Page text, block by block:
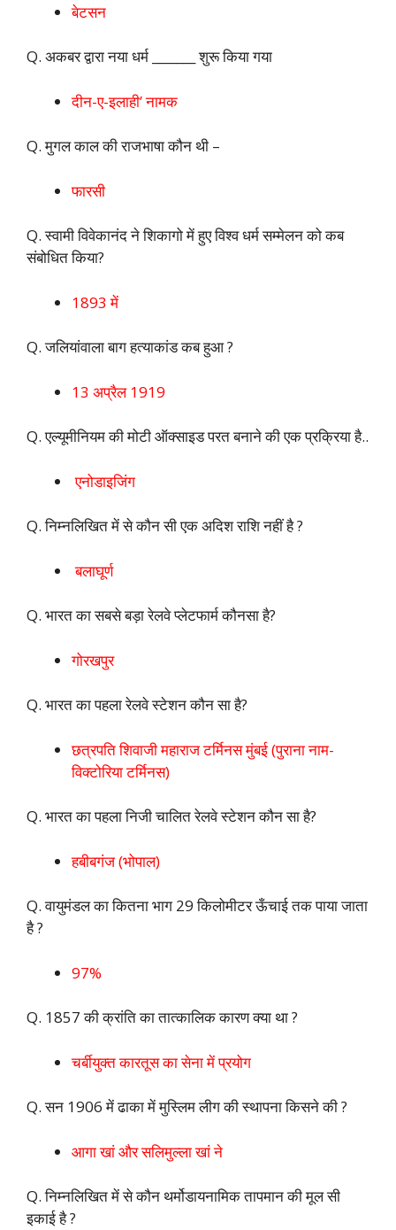
बेटसन
Q. अकबर द्वारा नया धर्म _______ शुरू किया गया
दीन-ए-इलाही’ नामक
Q. मुगल काल की राजभाषा कौन थी –
फारसी
Q. स्वामी विवेकानंद ने शिकागो में हुए विश्व धर्म सम्मेलन को कब
संबोधित किया?
1893 में
Q. जलियांवाला बाग हत्याकांड कब हुआ ?
13 अप्रैल 1919
Q. एल्यूमीनियम की मोटी ऑक्साइड परत बनाने की एक प्रक्रिया है..
एनोडाइजिंग
Q. निम्नलिखित में से कौन सी एक अदिश राशि नहीं है ?
बलाघूर्ण
Q. भारत का सबसे बड़ा रेलवे प्लेटफार्म कौनसा है?
गोरखपुर
Q. भारत का पहला रेलवे स्टेशन कौन सा है?
छत्रपति शिवाजी महाराज टर्मिनस मुंबई (पुराना नाम-
विक्टोरिया टर्मिनस)
Q. भारत का पहला निजी चालित रेलवे स्टेशन कौन सा है?
हबीबगंज (भोपाल)
Q. वायुमंडल का कितना भाग 29 किलोमीटर ऊँचाई तक पाया जाता
है ?
97%
Q. 1857 की क्रांति का तात्कालिक कारण क्या था ?
चर्बीयुक्त कारतूस का सेना में प्रयोग
Q. सन 1906 में ढाका में मुस्लिम लीग की स्थापना किसने की ?
आगा खां और सलिमुल्ला खां ने
Q. निम्नलिखित में से कौन थर्मोडायनामिक तापमान की मूल सी
इकाई है ?